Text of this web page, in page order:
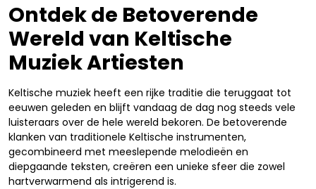
Ontdek de Betoverende
Wereld van Keltische
Muziek Artiesten
Keltische muziek heeft een rijke traditie die teruggaat tot
eeuwen geleden en blijft vandaag de dag nog steeds vele
luisteraars over de hele wereld bekoren. De betoverende
klanken van traditionele Keltische instrumenten,
gecombineerd met meeslepende melodieën en
diepgaande teksten, creëren een unieke sfeer die zowel
hartverwarmend als intrigerend is.